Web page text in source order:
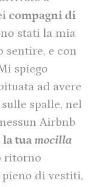
compagni di
stati la mia
sentire, e con
spiego
ad avere
spalle, nel
Airbnb
la tua mocilla
ritorno
di vestiti,